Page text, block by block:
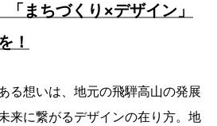
「まちづくり×デザイン」
！
る想いは、地元の飛騨高山の発展
来に繋がるデザインの在り方。地